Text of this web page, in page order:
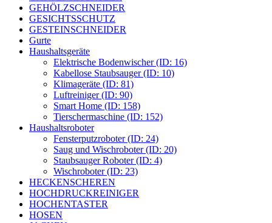
GEHÖLZSCHNEIDER
GESICHTSSCHUTZ
GESTEINSCHNEIDER
Gurte
Haushaltsgeräte
Elektrische Bodenwischer (ID: 16)
Kabellose Staubsauger (ID: 10)
Klimageräte (ID: 81)
Luftreiniger (ID: 90)
Smart Home (ID: 158)
Tierschermaschine (ID: 152)
Haushaltsroboter
Fensterputzroboter (ID: 24)
Saug und Wischroboter (ID: 20)
Staubsauger Roboter (ID: 4)
Wischroboter (ID: 23)
HECKENSCHEREN
HOCHDRUCKREINIGER
HOCHENTASTER
HOSEN